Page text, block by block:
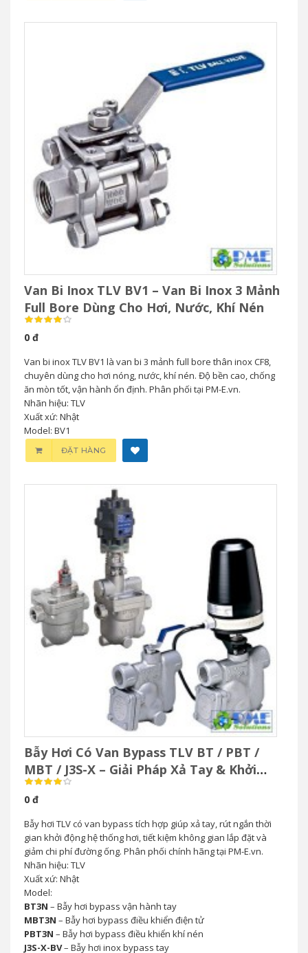
Van Bi Inox TLV BV1 – Van Bi Inox 3 Mảnh
Full Bore Dùng Cho Hơi, Nước, Khí Nén
0 đ
Van bi inox TLV BV1 là van bi 3 mảnh full bore thân inox CF8,
chuyên dùng cho hơi nóng, nước, khí nén. Độ bền cao, chống
ăn mòn tốt, vận hành ổn định. Phân phối tại PM-E.vn.
Nhãn hiệu: TLV
Xuất xứ: Nhật
Model: BV1
ĐẶT HÀNG
Bẫy Hơi Có Van Bypass TLV BT / PBT /
MBT / J3S-X – Giải Pháp Xả Tay & Khởi
Động Nhanh Hệ Thống Hơi
0 đ
Bẫy hơi TLV có van bypass tích hợp giúp xả tay, rút ngắn thời
gian khởi động hệ thống hơi, tiết kiệm không gian lắp đặt và
giảm chi phí đường ống. Phân phối chính hãng tại PM-E.vn.
Nhãn hiệu: TLV
Xuất xứ: Nhật
Model:
BT3N – Bẫy hơi bypass vận hành tay
MBT3N – Bẫy hơi bypass điều khiển điện tử
PBT3N – Bẫy hơi bypass điều khiển khí nén
J3S-X-BV– Bẫy hơi inox bypass tay